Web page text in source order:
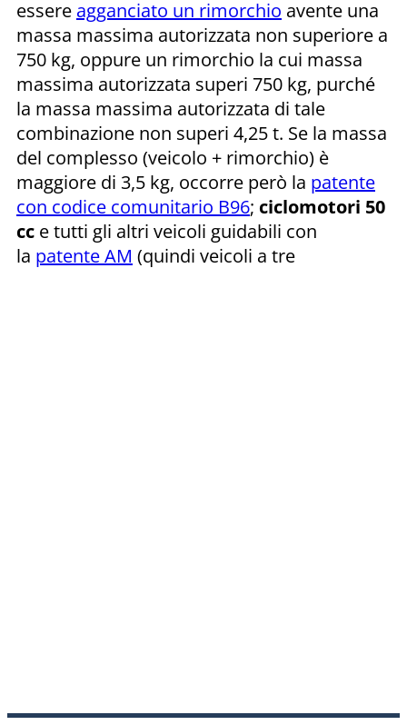
essere agganciato un rimorchio avente una
massa massima autorizzata non superiore a
750 kg, oppure un rimorchio la cui massa
massima autorizzata superi 750 kg, purché
la massa massima autorizzata di tale
combinazione non superi 4,25 t. Se la massa
del complesso (veicolo + rimorchio) è
maggiore di 3,5 kg, occorre però la patente
con codice comunitario B96; ciclomotori 50
cc e tutti gli altri veicoli guidabili con
la patente AM (quindi veicoli a tre